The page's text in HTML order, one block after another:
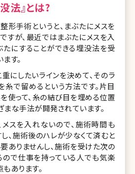
法』とは?
形手術というと、まぶたにメスを
すが、最近ではまぶたにメスを入
たにすることができる埋没法を受
す。
にしたいラインを決めて、そのラ
糸で留めるという方法です。片目
使って、糸の結び目を埋める位置
な手法が開発されています。
メスを入れないので、施術時間も
、施術後のハレが少なくて済むと
ありませんし、施術を受けた次の
ので仕事を持っている人でも気楽
あります。